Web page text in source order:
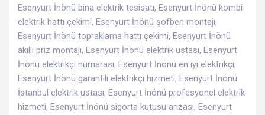
Esenyurt İnönü bina elektrik tesisatı, Esenyurt İnönü kombi
elektrik hattı çekimi, Esenyurt İnönü şofben montajı,
Esenyurt İnönü topraklama hattı çekimi, Esenyurt İnönü
akıllı priz montajı, Esenyurt İnönü elektrik ustası, Esenyurt
İnönü elektrikçi numarası, Esenyurt İnönü en iyi elektrikçi,
Esenyurt İnönü garantili elektrikçi hizmeti, Esenyurt İnönü
İstanbul elektrik ustası, Esenyurt İnönü profesyonel elektrik
hizmeti, Esenyurt İnönü sigorta kutusu arızası, Esenyurt